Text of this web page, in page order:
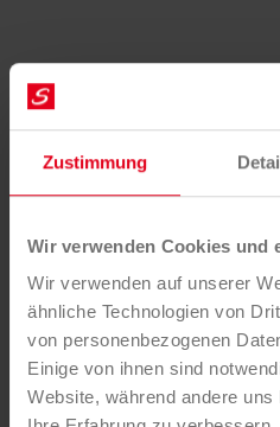
Zustimmung
Wir verwenden Cookies und
Wir verwenden auf unserer
ähnliche Technologien von
von personenbezogenen
Einige von ihnen sind
Website, während andere